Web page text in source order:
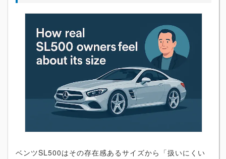
ベンツSL500はその存在感あるサイズから「扱いにくい